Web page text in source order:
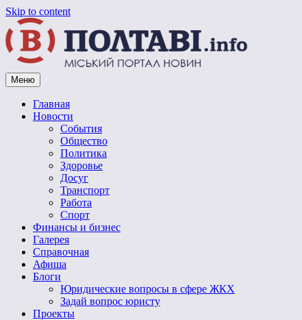
Skip to content
Vpoltave.info
Полтавский портал новостей
Меню
Главная
Новости
События
Общество
Политика
Здоровье
Досуг
Транспорт
Работа
Спорт
Финансы и бизнес
Галерея
Справочная
Афиша
Блоги
Юридические вопросы в сфере ЖКХ
Задай вопрос юристу
Проекты